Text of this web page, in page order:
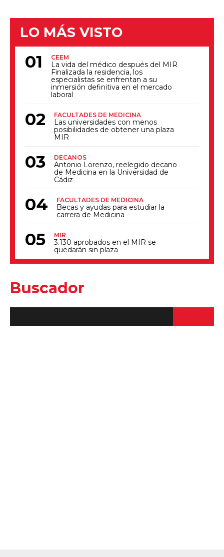
LO MÁS VISTO
CEEM
La vida del médico después del MIR
Finalizada la residencia, los
especialistas se enfrentan a su
inmersión definitiva en el mercado
laboral
FACULTADES DE MEDICINA
Las universidades con menos
posibilidades de obtener una plaza
MIR
DECANOS
Antonio Lorenzo, reelegido decano
de Medicina en la Universidad de
Cádiz
FACULTADES DE MEDICINA
Becas y ayudas para estudiar la
carrera de Medicina
MIR
3.130 aprobados en el MIR se
quedarán sin plaza
Buscador